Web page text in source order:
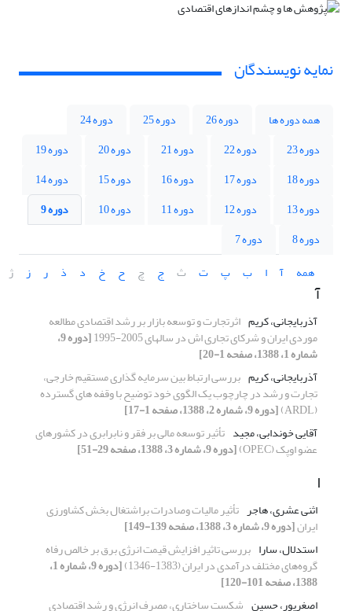
نمایه نویسندگان
همه دوره ها دوره 26 دوره 25
دوره 24
دوره 23
دوره 22 دوره 21 دوره 20
دوره 19
دوره 18
دوره 17 دوره 16 دوره 15
دوره 14
دوره 13
دوره 12 دوره 11 دوره 10
دوره 9
دوره 8
دوره 7
همه
آ ا ب پ ت ث ج چ ح خ د ذ ر ز ژ
آ
آذربایجانی، کریم اثرتجارت و توسعه بازار بر رشد اقتصادی مطالعه
موردی ایران و شرکای تجاری اش در سالهای 2005-1995 [دوره 9،
شماره 1، 1388، صفحه 1-20]
آذربایجانی، کریم بررسی ارتباط بین سرمایه گذاری مستقیم خارجی،
تجارت و رشد در چارچوب یک الگوی خود توضیح با وقفه های گسترده
(ARDL)
[دوره 9، شماره 2، 1388، صفحه 1-17]
آقایی خوندابی، مجید تأثیر توسعه مالی بر فقر و نابرابری در کشورهای
عضو اوپک (OPEC) [دوره 9، شماره 3، 1388، صفحه 29-51]
ا
اثنی عشری، هاجر تأثیر مالیات وصادرات براشتغال بخش کشاورزی
ایران[دوره 9، شماره 3، 1388، صفحه 139-149]
استدلال، سارا بررسی تاثیر افزایش قیمت انرژی برق بر خالص رفاه
گروه‌های مختلف درآمدی در ایران (1383-1346) [دوره 9، شماره 1،
1388، صفحه 101-120]
اصغرپور، حسین شکست ساختاری، مصرف انرژی و رشد اقتصادی